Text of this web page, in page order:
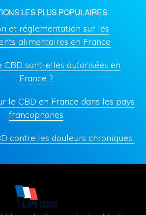
LES PLUS POPULAIRES
et réglementation sur les
alimentaires en France
CBD sont-elles autorisées en
France ?
le CBD en France dans les pays
francophones
contre les douleurs chroniques